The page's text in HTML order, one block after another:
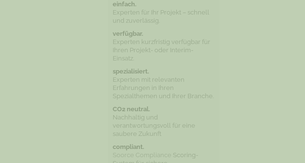
einfach.
Experten für Ihr Projekt – schnell
und zuverlässig.
verfügbar.
Experten kurzfristig verfügbar für
Ihren Projekt- oder Interim-
Einsatz.
spezialisiert.
Experten mit relevanten
Erfahrungen in Ihren
Spezialthemen und Ihrer Branche.
CO2 neutral.
Nachhaltig und
verantwortungsvoll für eine
saubere Zukunft
compliant.
Soorce Compliance Scoring-